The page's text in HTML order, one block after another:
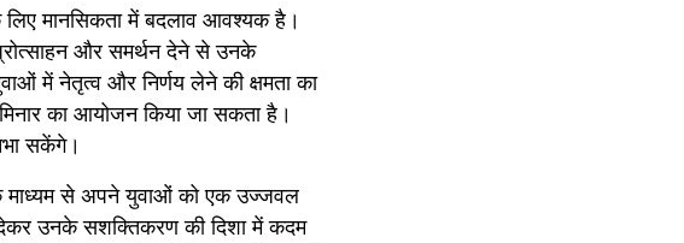
मानसिकता में बदलाव आवश्यक है।
और समर्थन देने से उनके
में नेतृत्व और निर्णय लेने की क्षमता का
का आयोजन किया जा सकता है।
सकेंगे।
के माध्यम से अपने युवाओं को एक उज्जवल
उनके सशक्तिकरण की दिशा में कदम